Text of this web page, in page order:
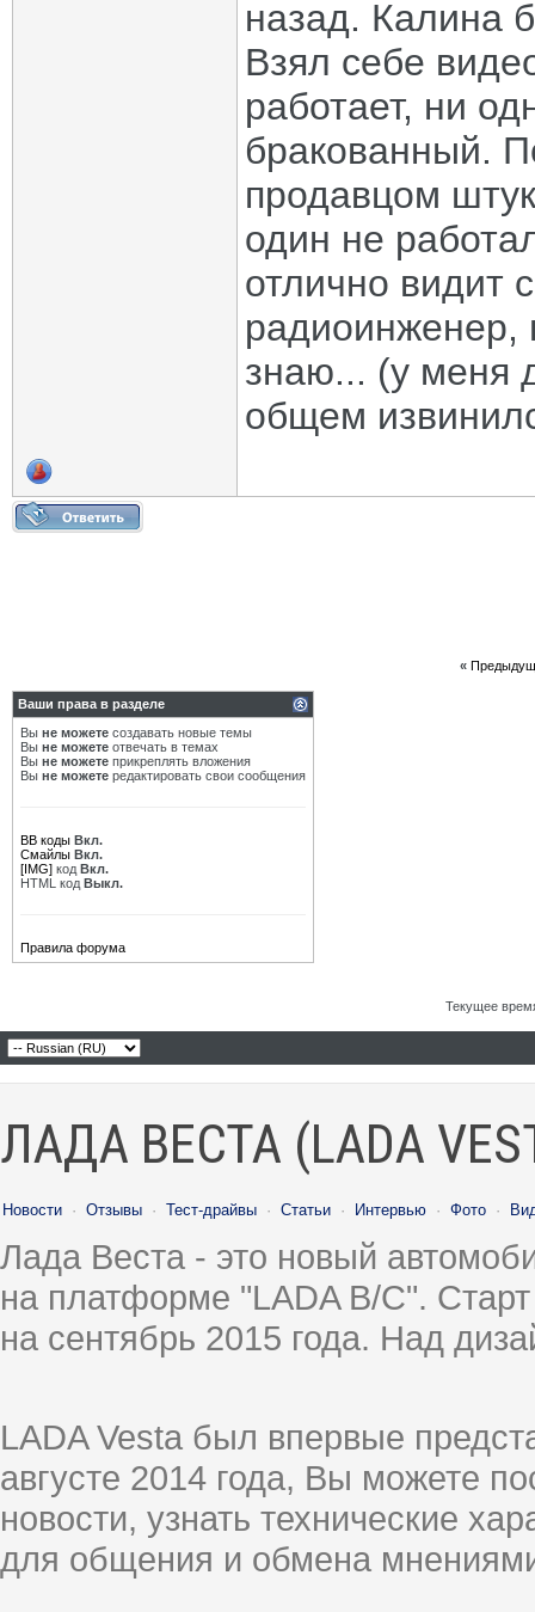
назад. Калина
Взял себе
работает, ни
бракованный.
продавцом
один не
отлично видит
радиоинженер,
знаю... (у меня
общем
«
Ваши права в разделе
Вы не можете создавать новые темы
Вы не можете отвечать в темах
Вы не можете прикреплять вложения
Вы не можете редактировать свои сообщения
BB коды Вкл.
Смайлы Вкл.
[IMG] код Вкл.
HTML код Выкл.
Правила форума
Текущее
ЛАДА ВЕСТА (LADA
Новости · Отзывы · Тест-драйвы · Статьи · Интервью · Фото ·
Лада Веста - это новый
на платформе "LADA B/C".
на сентябрь 2015 года. Над
LADA Vesta был впервые
августе 2014 года, Вы можете
новости, узнать технические
для общения и обмена